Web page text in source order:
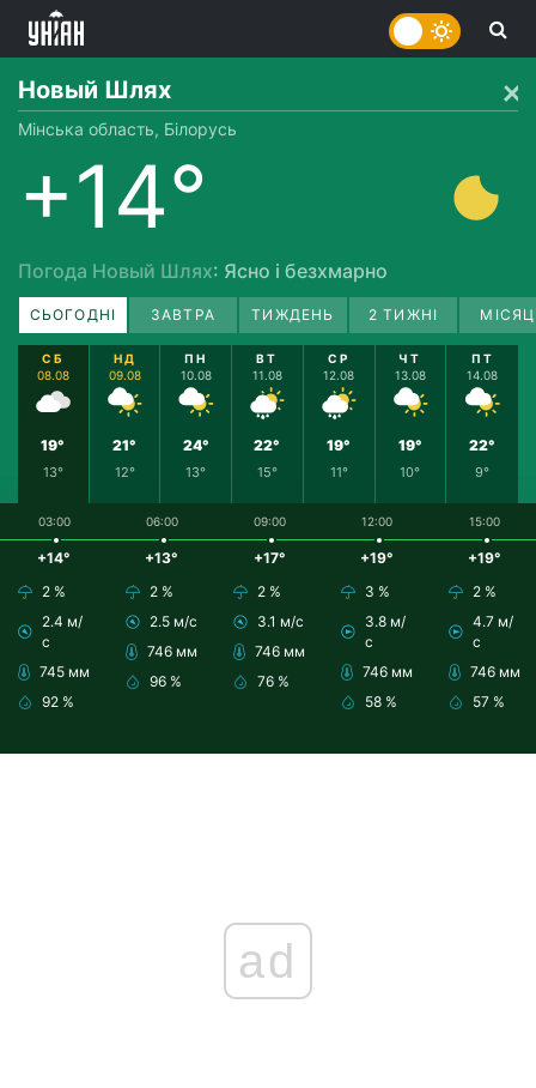
Новый Шлях
Мінська область, Білорусь
+14°
Погода Новый Шлях: Ясно і безхмарно
СЬОГОДНІ ЗАВТРА ТИЖДЕНЬ 2 ТИЖНІ
СБ
08.08
19°
13°
НД
09.08
21°
12°
ПН
10.08
24°
13°
ВТ
11.08
22°
15°
СР
12.08
19°
11°
ЧТ
13.08
19°
10°
ПТ
14.08
22°
9°
03:00
+14°
2 %
2.4 м/
с
745 мм
92 %
06:00
+13°
2 %
2.5 м/с
746 мм
96 %
09:00
+17°
2 %
3.1 м/с
746 мм
76 %
12:00
+19°
3 %
3.8 м/
с
746 мм
58 %
15:00
+19°
2 %
4.7 м/
с
746 мм
57 %
ad